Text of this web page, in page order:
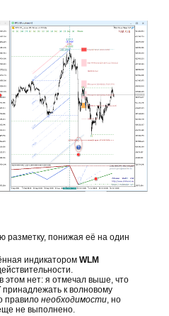
разметку, понижая её на один
индикатором WLM
этом нет: я отмечал выше, что
принадлежать к волновому
правило необходимости, но
не выполнено.